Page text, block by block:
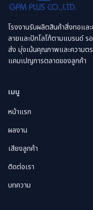
โรงงานรับผลิตสินค้าสิ่งทอแ
ลายและปักโลโก้ตามแบรนด์
ส่ง มุ่งเน้นคุณภาพและความต
แคมเปญการตลาดของลูกค้า
เมนู
หน้าแรก
ผลงาน
เสียงลูกค้า
ติดต่อเรา
บทความ